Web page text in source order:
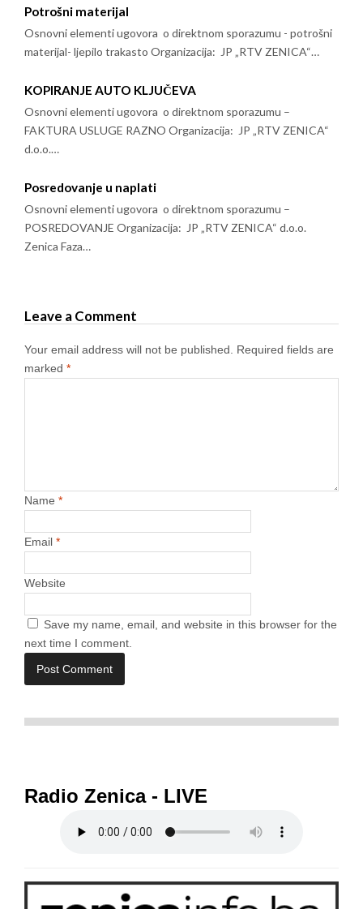
Potrošni materijal
Osnovni elementi ugovora o direktnom sporazumu - potrošni
materijal- ljepilo trakasto Organizacija: JP „RTV ZENICA“…
KOPIRANJE AUTO KLJUČEVA
Osnovni elementi ugovora o direktnom sporazumu –
FAKTURA USLUGE RAZNO Organizacija: JP „RTV ZENICA“
d.o.o.…
Posredovanje u naplati
Osnovni elementi ugovora o direktnom sporazumu –
POSREDOVANJE Organizacija: JP „RTV ZENICA“ d.o.o.
Zenica Faza…
Leave a Comment
Your email address will not be published.
Required fields are
marked *
Name *
Email *
Website
Save my name, email, and website in this browser for the
next time I comment.
Radio Zenica - LIVE